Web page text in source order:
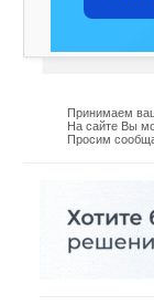
Принимаем
На сайте Вы
Просим